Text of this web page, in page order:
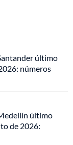
último
números
último
de 2026: